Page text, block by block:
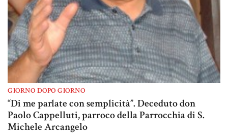
GIORNO DOPO GIORNO
“Di me parlate con semplicità”. Deceduto don
Paolo Cappelluti, parroco della Parrocchia di S.
Michele Arcangelo